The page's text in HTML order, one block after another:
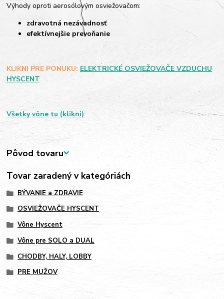
Výhody oproti aerosólovým osviežovačom:
zdravotná nezávadnosť
efektívnejšie prevoňanie
KLIKNI PRE PONUKU: ELEKTRICKÉ OSVIEŽOVAČE VZDUCHU
HYSCENT
Všetky vône tu (klikni)
Pôvod tovaru
Tovar zaradený v kategóriách
BÝVANIE a ZDRAVIE
OSVIEŽOVAČE HYSCENT
Vône Hyscent
Vône pre SOLO a DUAL
CHODBY, HALY, LOBBY
PRE MUŽOV